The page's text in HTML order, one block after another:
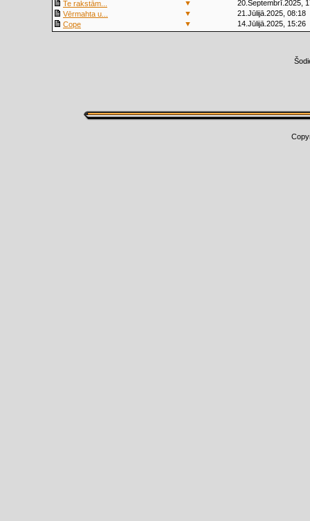
Te rakstām... ▼
20.Septembrī.2025,
Vērmahta u...
▼
21.Jūlijā.2025, 08:18
Cope
▼ 14.Jūlijā.2025, 15:26